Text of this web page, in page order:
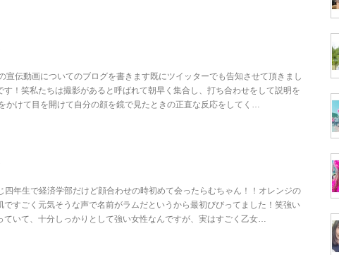
宣伝動画についてのブログを書きます既にツイッターでも告知させて頂きまし
す！笑私たちは撮影があると呼ばれて朝早く集合し、打ち合わせをして説明を
かけて目を開けて自分の顔を鏡で見たときの正直な反応をしてく…
四年生で経済学部だけど顔合わせの時初めて会ったらむちゃん！！オレンジの
ですごく元気そうな声で名前がラムだというから最初びびってました！笑強い
ていて、十分しっかりとして強い女性なんですが、実はすごく乙女…